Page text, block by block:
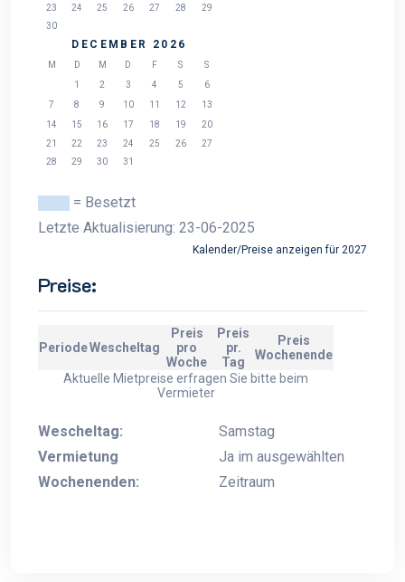
23
24 25 26 27 28
29
30
DECEMBER 2026
M D M D F S
S
1
2 3 4 5
6
7
8 9 10 11 12
13
14
15 16 17 18 19
20
21
22 23 24 25 26
27
28
29 30 31
= Besetzt
Letzte Aktualisierung: 23-06-2025
Kalender/Preise anzeigen für 2027
Preise:
PeriodeWescheltag
Preis
pro
Woche
Preis
pr.
Tag
Preis
Wochenende
Aktuelle Mietpreise erfragen Sie bitte beim
Vermieter
Wescheltag:
Samstag
Vermietung
Wochenenden:
Ja im ausgewählten
Zeitraum